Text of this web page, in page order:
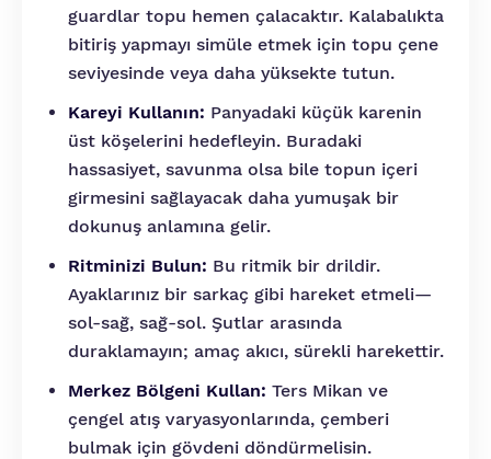
guardlar topu hemen çalacaktır. Kalabalıkta
bitiriş yapmayı simüle etmek için topu çene
seviyesinde veya daha yüksekte tutun.
Kareyi Kullanın: Panyadaki küçük karenin
üst köşelerini hedefleyin. Buradaki
hassasiyet, savunma olsa bile topun içeri
girmesini sağlayacak daha yumuşak bir
dokunuş anlamına gelir.
Ritminizi Bulun: Bu ritmik bir drildir.
Ayaklarınız bir sarkaç gibi hareket etmeli—
sol-sağ, sağ-sol. Şutlar arasında
duraklamayın; amaç akıcı, sürekli harekettir.
Merkez Bölgeni Kullan: Ters Mikan ve
çengel atış varyasyonlarında, çemberi
bulmak için gövdeni döndürmelisin.